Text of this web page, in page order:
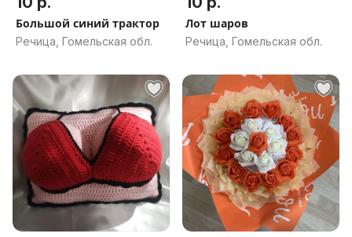
Большой синий трактор
Речица, Гомельская обл.
Лот шаров
Речица, Гомельская обл.